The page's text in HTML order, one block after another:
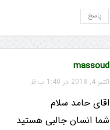
پاسخ
massoud
اکتبر 4, 2018 در 1:40 ب.ظ
اقای حامد سلام
شما انسان جالبی هستید